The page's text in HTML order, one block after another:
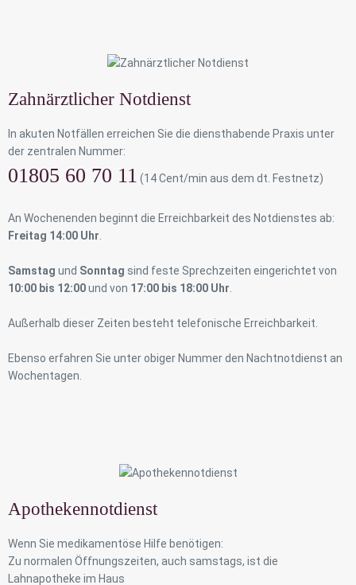
Zahnärztlicher Notdienst
In akuten Notfällen erreichen Sie die diensthabende Praxis unter
der zentralen Nummer:
01805 60 70 11 (14 Cent/min aus dem dt. Festnetz)
An Wochenenden beginnt die Erreichbarkeit des Notdienstes ab:
Freitag 14:00 Uhr
Samstag und Sonntag sind feste Sprechzeiten eingerichtet von
10:00 bis 12:00und von 17:00 bis 18:00 Uhr
Außerhalb dieser Zeiten besteht telefonische Erreichbarkeit.
Ebenso erfahren Sie unter obiger Nummer den Nachtnotdienst an
Wochentagen.
Apothekennotdienst
Wenn Sie medikamentöse Hilfe benötigen:
Zu normalen Öffnungszeiten, auch samstags, ist die
Lahnapotheke im Haus